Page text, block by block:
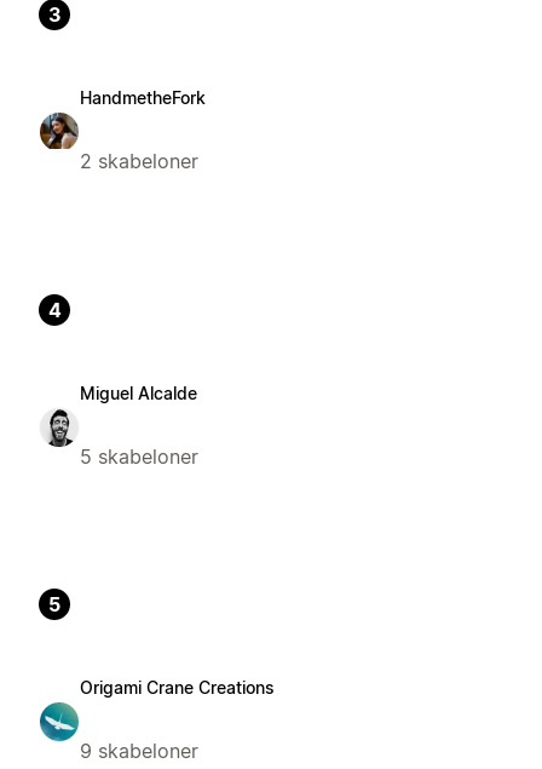
3
HandmetheFork
2 skabeloner
4
Miguel Alcalde
5 skabeloner
5
Origami Crane Creations
9 skabeloner